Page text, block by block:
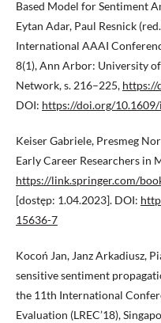
Based Model for Sentiment
Eytan Adar, Paul Resnick
International AAAI
8(1), Ann Arbor: University
Network, s. 216–225, https://
DOI: https://doi.org/
Keiser Gabriele, Presmeg
Early Career Researchers in
https://link.springer.com/
[dostęp: 1.04.2023]. DOI:
15636-7
Kocoń Jan, Janz Arkadiusz,
sensitive sentiment
the 11th International
Evaluation (LREC’18),